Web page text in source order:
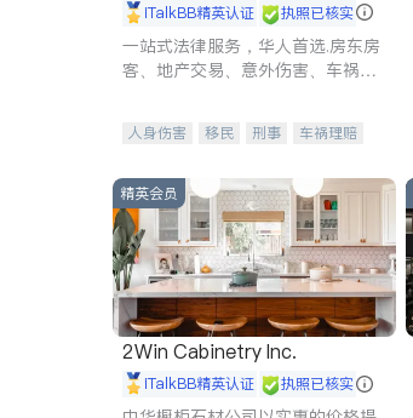
iTalkBB精英认证 执照已核实
一站式法律服务，华人首选.房东房
客、地产交易、意外伤害、车祸重
人身伤害 移民 刑事
车祸理赔
商标注册
索赔 律师-其它 保释
精英会员
2Win Cabinetry Inc.
iTalkBB精英认证 执照已核实